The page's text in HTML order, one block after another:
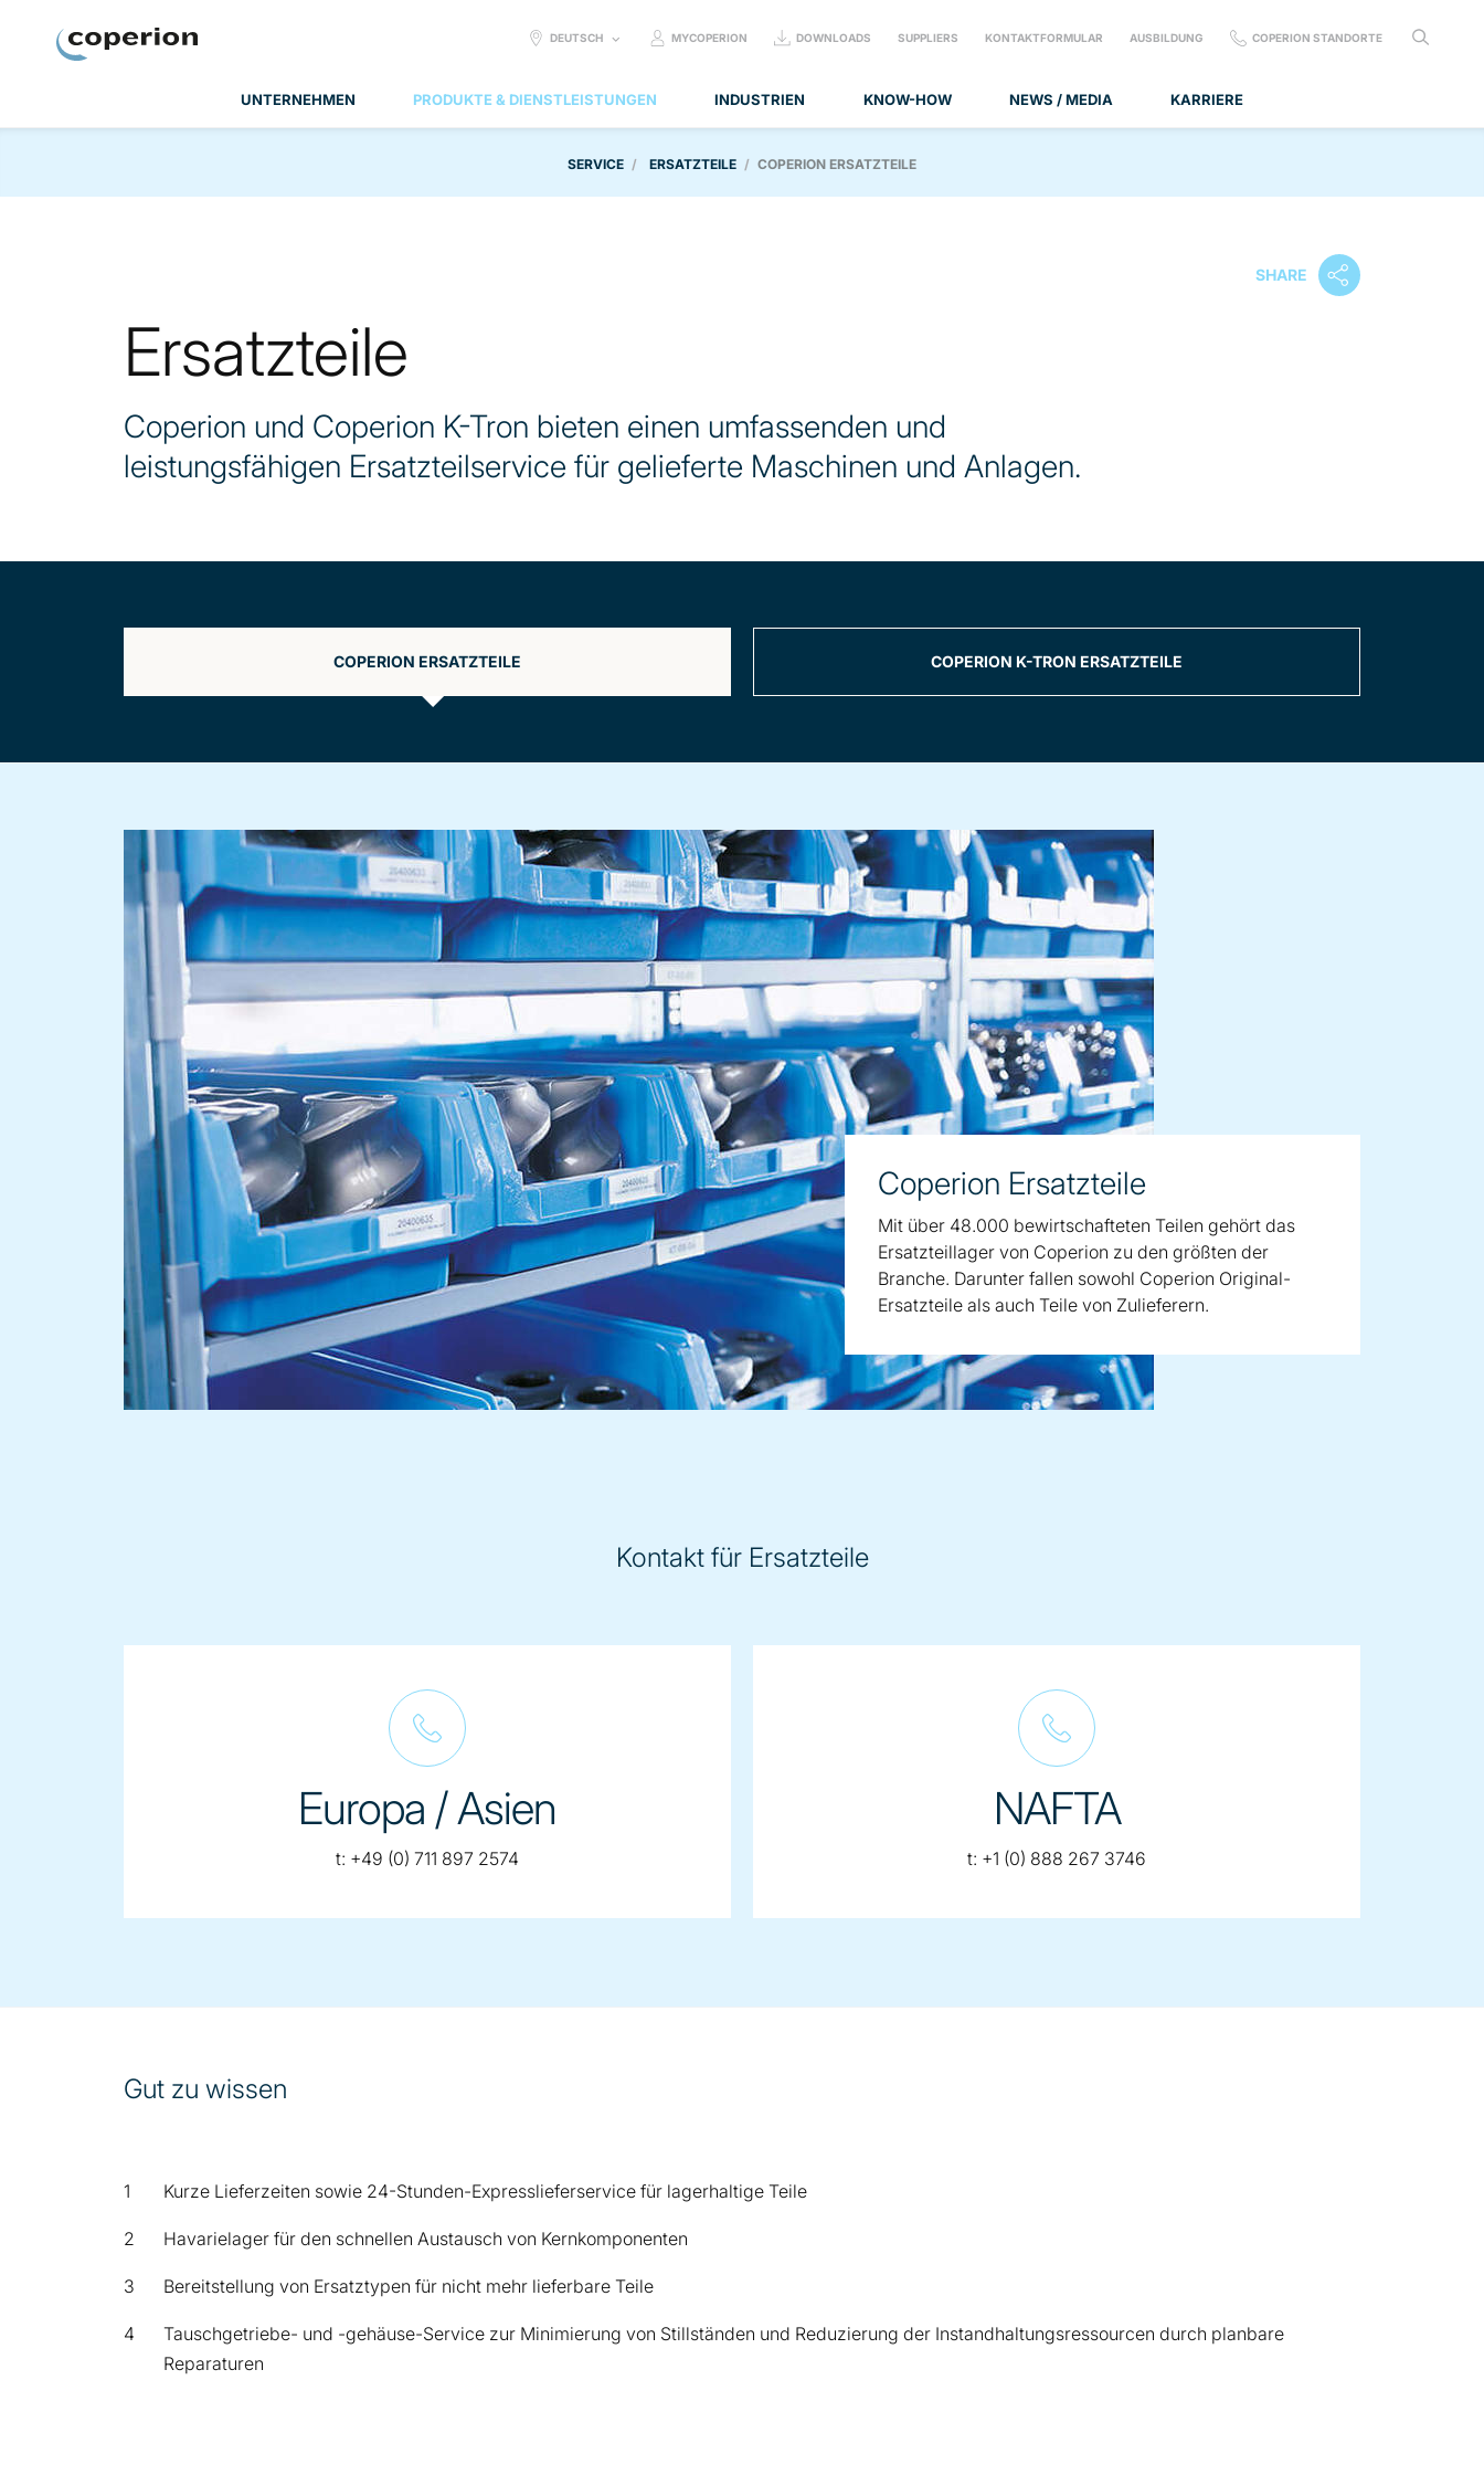
UNTERNEHMEN PRODUKTE & DIENSTLEISTUNGEN INDUSTRIEN KNOW-HOW NEWS / MEDIA KARRIERE
SELECT
DEUTSCH MYCOPERION DOWNLOADS SUPPLIERS KONTAKTFORMULAR AUSBILDUNG COPERION STANDORTE
SERVICE ERSATZTEILE COPERION ERSATZTEILE
SHARE
Ersatzteile
Coperion und Coperion K-Tron bieten einen umfassenden und
leistungsfähigen Ersatzteilservice für gelieferte Maschinen und Anlagen.
COPERION ERSATZTEILE COPERION K-TRON ERSATZTEILE
Coperion Ersatzteile
Mit über 48.000 bewirtschafteten Teilen gehört das
Ersatzteillager von Coperion zu den größten der
Branche. Darunter fallen sowohl Coperion Original-
Ersatzteile als auch Teile von Zulieferern.
Kontakt für Ersatzteile
Europa / Asien
t: telephone:
+49 (0) 711 897 2574
NAFTA
t: telephone:
+1 (0) 888 267 3746
Gut zu wissen
Kurze Lieferzeiten sowie 24-Stunden-Expresslieferservice für lagerhaltige Teile
Havarielager für den schnellen Austausch von Kernkomponenten
Bereitstellung von Ersatztypen für nicht mehr lieferbare Teile
Tauschgetriebe- und -gehäuse-Service zur Minimierung von Stillständen und Reduzierung der Instandhaltungsressourcen durch planbare
Reparaturen